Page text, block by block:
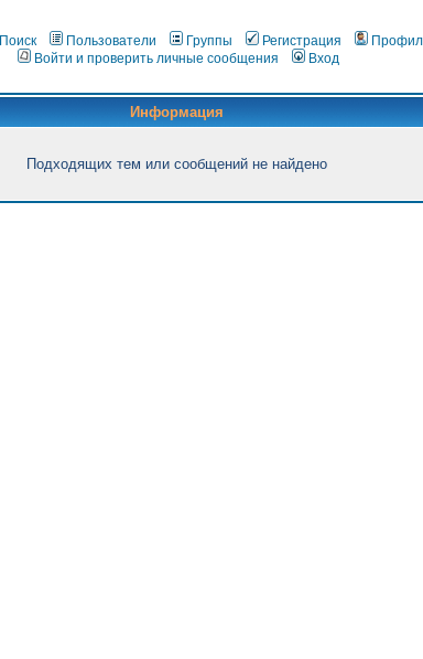
Поиск Пользователи Группы Регистрация
Войти и проверить личные сообщения
Вход
Информация
Подходящих тем или сообщений не найдено